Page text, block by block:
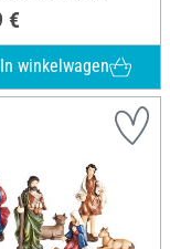
€
In winkelwagen